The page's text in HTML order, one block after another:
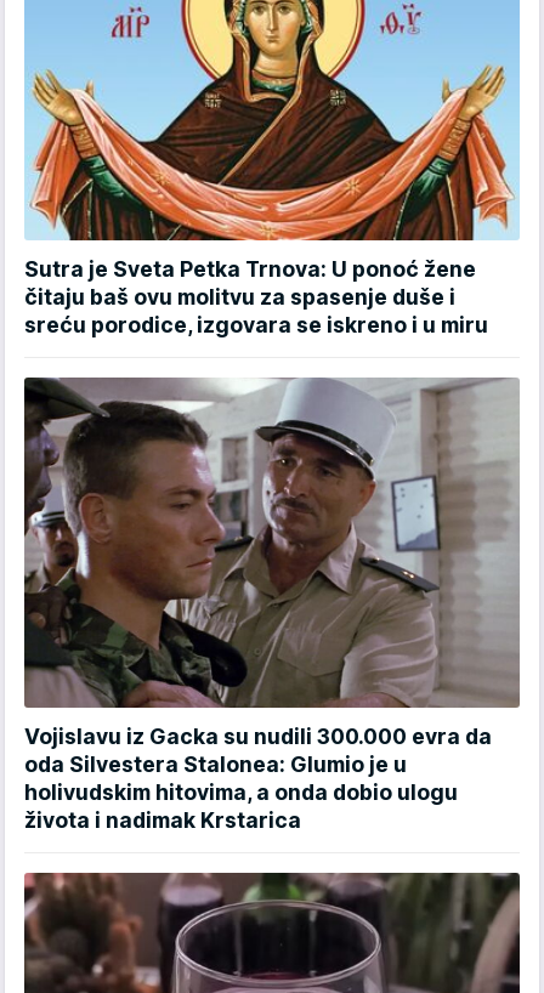
Sutra je Sveta Petka Trnova: U ponoć žene
čitaju baš ovu molitvu za spasenje duše i
sreću porodice, izgovara se iskreno i u miru
Vojislavu iz Gacka su nudili 300.000 evra da
oda Silvestera Stalonea: Glumio je u
holivudskim hitovima, a onda dobio ulogu
života i nadimak Krstarica